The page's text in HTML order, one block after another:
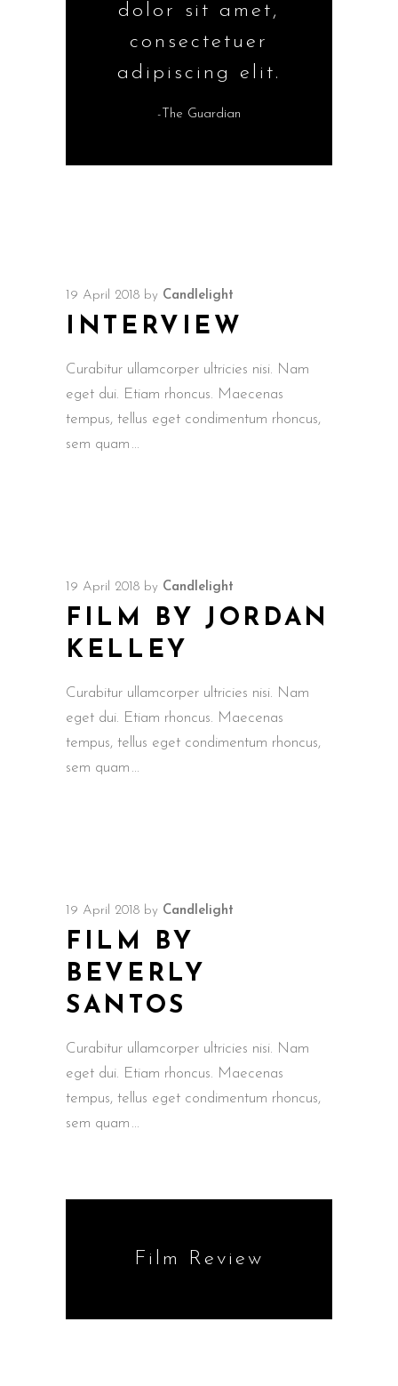
dolor sit amet,
consectetuer
adipiscing elit.
-The Guardian
19 April 2018 by Candlelight
INTERVIEW
Curabitur ullamcorper ultricies nisi. Nam
eget dui. Etiam rhoncus. Maecenas
tempus, tellus eget condimentum rhoncus,
sem quam
19 April 2018 by Candlelight
FILM BY JORDAN
KELLEY
Curabitur ullamcorper ultricies nisi. Nam
eget dui. Etiam rhoncus. Maecenas
tempus, tellus eget condimentum rhoncus,
sem quam
19 April 2018 by Candlelight
FILM BY
BEVERLY
SANTOS
Curabitur ullamcorper ultricies nisi. Nam
eget dui. Etiam rhoncus. Maecenas
tempus, tellus eget condimentum rhoncus,
sem quam
Film Review